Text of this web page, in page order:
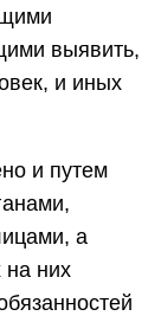
выявить,
и иных
и путем
а
на них